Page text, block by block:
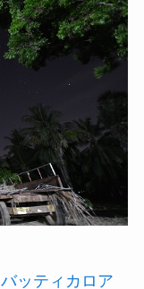
バッティカロア